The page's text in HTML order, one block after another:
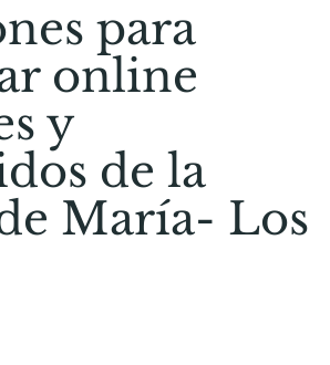
para
online
y
de la
María- Los